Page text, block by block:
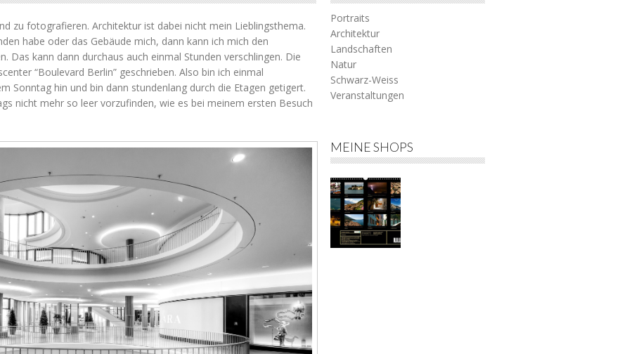
zu fotografieren. Architektur ist dabei nicht mein Lieblingsthema.
habe oder das Gebäude mich, dann kann ich mich den
Das kann dann durchaus auch einmal Stunden verschlingen. Die
“Boulevard Berlin” geschrieben. Also bin ich einmal
Sonntag hin und bin dann stundenlang durch die Etagen getigert.
nicht mehr so leer vorzufinden, wie es bei meinem ersten Besuch
Portraits
Architektur
Landschaften
Natur
Schwarz-Weiss
Veranstaltungen
MEINE SHOPS